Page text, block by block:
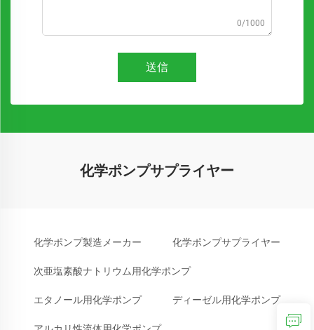
0/1000
送信
化学ポンプサプライヤー
化学ポンプ製造メーカー 化学ポンプサプライヤー
次亜塩素酸ナトリウム用化学ポンプ
エタノール用化学ポンプ ディーゼル用化学ポンプ